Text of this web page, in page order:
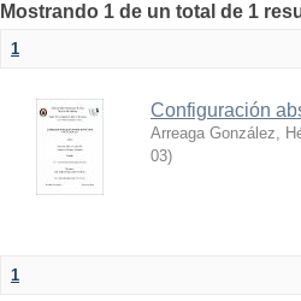
Mostrando 1 de un total de 1
1
Configuración
Arreaga González,
03)
1